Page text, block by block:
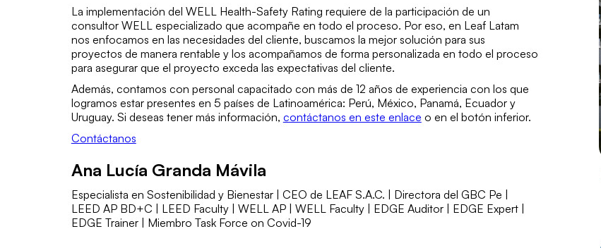
La implementación del WELL Health-Safety Rating requiere de la participación de un
consultor WELL especializado que acompañe en todo el proceso. Por eso, en Leaf Latam
nos enfocamos en las necesidades del cliente, buscamos la mejor solución para sus
proyectos de manera rentable y los acompañamos de forma personalizada en todo el proceso
para asegurar que el proyecto exceda las expectativas del cliente.
Además, contamos con personal capacitado con más de 12 años de experiencia con los que
logramos estar presentes en 5 países de Latinoamérica: Perú, México, Panamá, Ecuador y
Uruguay. Si deseas tener más información, contáctanos en este enlace o en el botón inferior.
Contáctanos
Ana Lucía Granda Mávila
Especialista en Sostenibilidad y Bienestar | CEO de LEAF S.A.C. | Directora del GBC Pe |
LEED AP BD+C | LEED Faculty | WELL AP | WELL Faculty | EDGE Auditor | EDGE Expert |
EDGE Trainer | Miembro Task Force on Covid-19